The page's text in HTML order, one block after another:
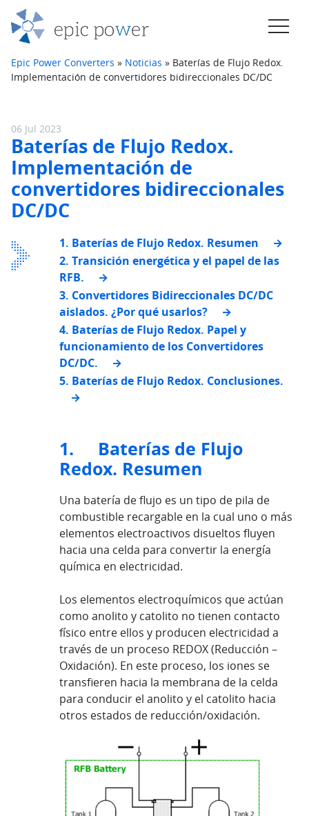
Saltar al contenido
Navegación principal
Epic Power Converters » Noticias » Baterías de Flujo Redox.
Implementación de convertidores bidireccionales DC/DC
06 Jul 2023
Baterías de Flujo Redox.
Implementación de
convertidores bidireccionales
DC/DC
1. Baterías de Flujo Redox. Resumen
2. Transición energética y el papel de las
RFB.
3. Convertidores Bidireccionales DC/DC
aislados. ¿Por qué usarlos?
4. Baterías de Flujo Redox. Papel y
funcionamiento de los Convertidores
DC/DC.
5. Baterías de Flujo Redox. Conclusiones.
1. Baterías de Flujo
Redox. Resumen
Una batería de flujo es un tipo de pila de
combustible recargable en la cual uno o más
elementos electroactivos disueltos fluyen
hacia una celda para convertir la energía
química en electricidad.
Los elementos electroquímicos que actúan
como anolito y catolito no tienen contacto
físico entre ellos y producen electricidad a
través de un proceso REDOX (Reducción –
Oxidación). En este proceso, los iones se
transfieren hacia la membrana de la celda
para conducir el anolito y el catolito hacia
otros estados de reducción/oxidación.